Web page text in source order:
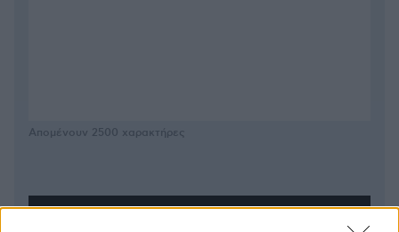
Απομένουν 2500 χαρακτήρες